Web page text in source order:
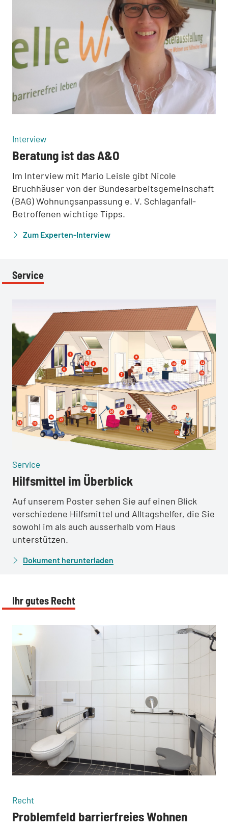
Interview:
Beratung ist das A&O
Im Interview mit Mario Leisle gibt Nicole
Bruchhäuser von der Bundesarbeitsgemeinschaft
(BAG) Wohnungsanpassung e. V. Schlaganfall-
Betroffenen wichtige Tipps.
Zum Experten-Interview
Service
Service
Hilfsmittel im Überblick
Auf unserem Poster sehen Sie auf einen Blick
verschiedene Hilfsmittel und Alltagshelfer, die Sie
sowohl im als auch ausserhalb vom Haus
unterstützen.
Dokument herunterladen
Ihr gutes Recht
Recht:
Problemfeld barrierfreies Wohnen